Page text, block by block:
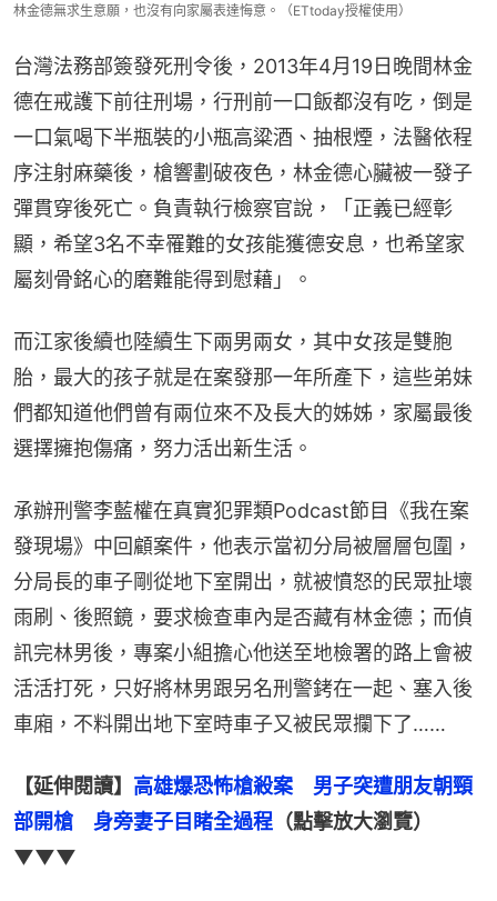
林金德無求生意願，也沒有向家屬表達悔意。（ETtoday授權使用）
台灣法務部簽發死刑令後，2013年4月19日晚間林金
德在戒護下前往刑場，行刑前一口飯都沒有吃，倒是
一口氣喝下半瓶裝的小瓶高粱酒、抽根煙，法醫依程
序注射麻藥後，槍響劃破夜色，林金德心臟被一發子
彈貫穿後死亡。負責執行檢察官說，「正義已經彰
顯，希望3名不幸罹難的女孩能獲德安息，也希望家
屬刻骨銘心的磨難能得到慰藉」。
而江家後續也陸續生下兩男兩女，其中女孩是雙胞
胎，最大的孩子就是在案發那一年所產下，這些弟妹
們都知道他們曾有兩位來不及長大的姊姊，家屬最後
選擇擁抱傷痛，努力活出新生活。
承辦刑警李藍權在真實犯罪類Podcast節目《我在案
發現場》中回顧案件，他表示當初分局被層層包圍，
分局長的車子剛從地下室開出，就被憤怒的民眾扯壞
雨刷、後照鏡，要求檢查車內是否藏有林金德；而偵
訊完林男後，專案小組擔心他送至地檢署的路上會被
活活打死，只好將林男跟另名刑警銬在一起、塞入後
車廂，不料開出地下室時車子又被民眾攔下了……
【延伸閱讀】 高雄爆恐怖槍殺案　男子突遭朋友朝頸
部開槍　身旁妻子目睹全過程 （點擊放大瀏覽）
▼▼▼